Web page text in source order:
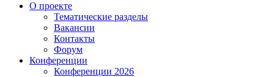
О проекте
Тематические разделы
Вакансии
Контакты
Форум
Конференции
Конференции 2026